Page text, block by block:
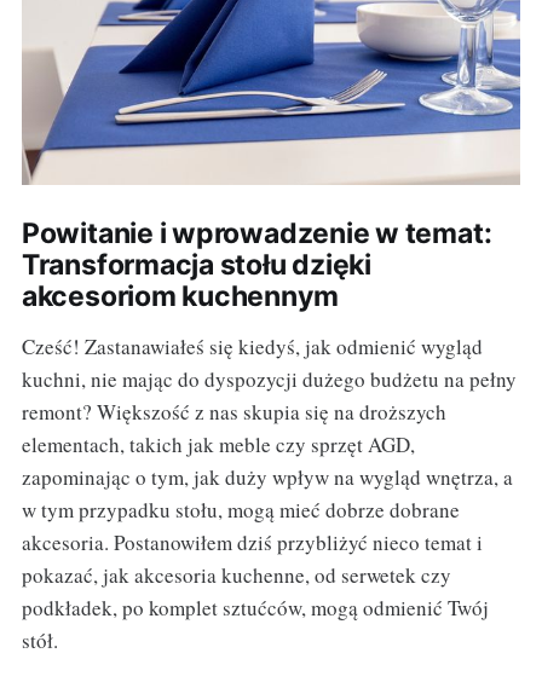
Powitanie i wprowadzenie w temat:
Transformacja stołu dzięki
akcesoriom kuchennym
Cześć! Zastanawiałeś się kiedyś, jak odmienić wygląd
kuchni, nie mając do dyspozycji dużego budżetu na pełny
remont? Większość z nas skupia się na droższych
elementach, takich jak meble czy sprzęt AGD,
zapominając o tym, jak duży wpływ na wygląd wnętrza, a
w tym przypadku stołu, mogą mieć dobrze dobrane
akcesoria. Postanowiłem dziś przybliżyć nieco temat i
pokazać, jak akcesoria kuchenne, od serwetek czy
podkładek, po komplet sztućców, mogą odmienić Twój
stół.